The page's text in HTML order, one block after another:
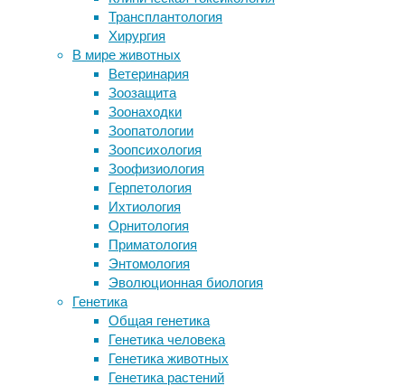
Трансплантология
Хирургия
В мире животных
Ветеринария
Зоозащита
Зоонаходки
Зоопатологии
Зоопсихология
Зоофизиология
Герпетология
Ихтиология
Орнитология
Приматология
Энтомология
Эволюционная биология
Генетика
Общая генетика
Генетика человека
Генетика животных
Генетика растений
Массаж
процедура,
которая
способствует
полному
расслаблению
организма
или
его
подготовке
серьезным
нагрузкам.
Терапевтический
эффект
такой
процедуры
заключается
Легко ли стать мужчиной. Почему
пол человека не всегда
определяется набором хромосом
Карликовому соколу понадобилось
меньше квадратного километра для
выкармливания птенцов
Какие категории строительных
материалов чаще всего перевозят
Пациенту родившемуся без
конечности пересадили руку
Следите за новостями